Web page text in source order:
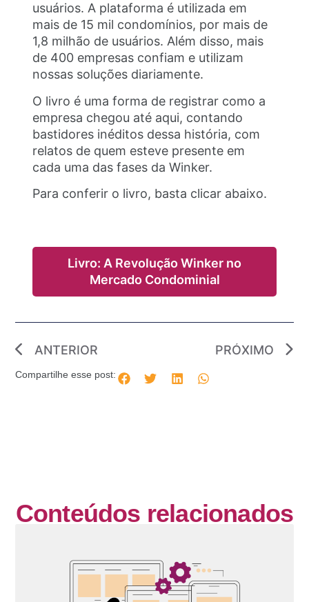
usuários. A plataforma é utilizada em
mais de 15 mil condomínios, por mais de
1,8 milhão de usuários. Além disso, mais
de 400 empresas confiam e utilizam
nossas soluções diariamente.
O livro é uma forma de registrar como a
empresa chegou até aqui, contando
bastidores inéditos dessa história, com
relatos de quem esteve presente em
cada uma das fases da Winker.
Para conferir o livro, basta clicar abaixo.
Livro: A Revolução Winker no
Mercado Condominial
ANTERIOR PRÓXIMO
Compartilhe esse post:
Conteúdos relacionados